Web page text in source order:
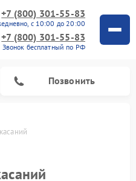
+7 (800) 301-55-83
с 10:00 до 20:00
+7 (800) 301-55-83
Звонок бесплатный по РФ
Позвонить